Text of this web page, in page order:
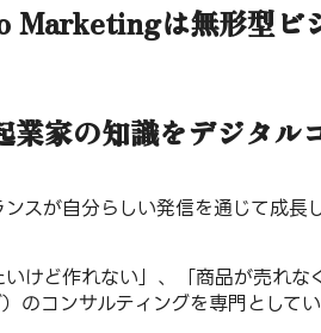
は無形型ビ
業家の知識をデジタ
スが自分らしい発信を通じて成
いけど作れない」、「商品が売れ
のコンサルティングを専門としてい